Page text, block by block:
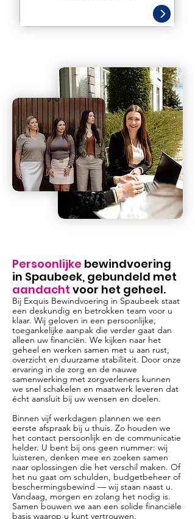
Persoonlijke bewindvoering
in Spaubeek, gebundeld met
aandacht voor het geheel.
Bij Exquis Bewindvoering in Spaubeek staat
een deskundig en betrokken team voor u
klaar. Wij geloven in een persoonlijke,
toegankelijke aanpak die verder gaat dan
alleen uw financiën. We kijken naar het
geheel en werken samen met u aan rust,
overzicht en duurzame stabiliteit. Door onze
ervaring in de zorg en de nauwe
samenwerking met zorgverleners kunnen
we snel schakelen en maatwerk leveren dat
écht aansluit bij uw wensen en doelen.
Binnen vijf werkdagen plannen we een
eerste afspraak bij u thuis. Zo houden we
het contact persoonlijk en de communicatie
helder. U bent bij ons geen nummer: wij
luisteren, denken mee en zoeken samen
naar oplossingen die het verschil maken. Of
het nu gaat om schulden, budgetbeheer of
beschermingsbewind — wij staan naast u.
Vandaag, morgen en zolang het nodig is.
Samen bouwen we aan een solide financiële
basis waarop u kunt vertrouwen.